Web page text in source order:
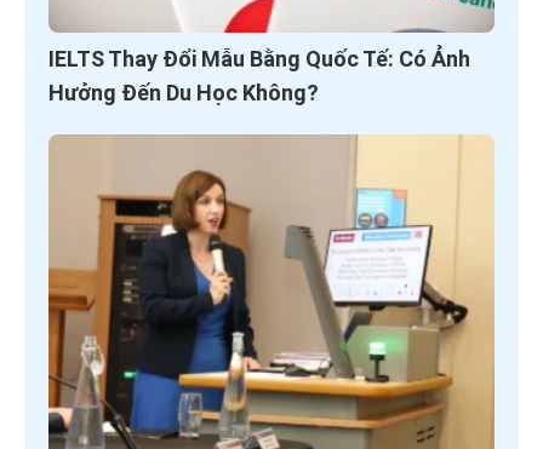
IELTS Thay Đổi Mẫu Bằng Quốc Tế: Có Ảnh
Hưởng Đến Du Học Không?